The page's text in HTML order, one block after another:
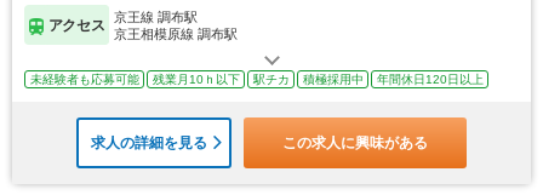
アクセス
京王線 調布駅
京王相模原線 調布駅
未経験者も応募可能 残業月10ｈ以下 駅チカ 積極採用中 年間休日120日以上
求人の詳細を見る この求人に興味がある